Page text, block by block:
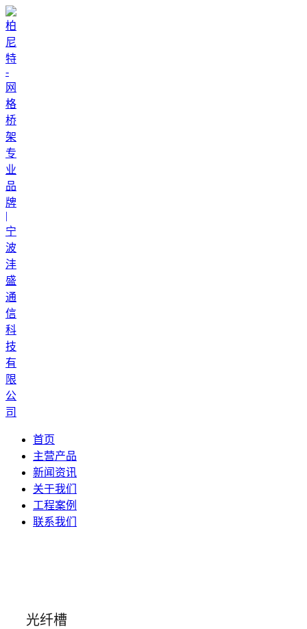
首页
主营产品
新闻资讯
关于我们
工程案例
联系我们
光纤槽